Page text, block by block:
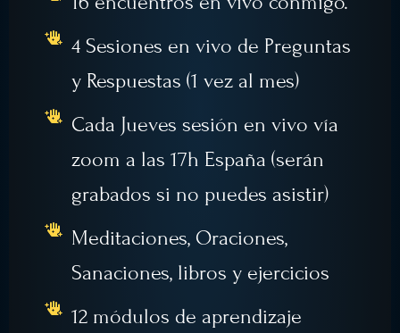
4 Sesiones en vivo de Preguntas
y Respuestas (1 vez al mes)
Cada Jueves sesión en vivo vía
zoom a las 17h España (serán
grabados si no puedes asistir)
Meditaciones, Oraciones,
Sanaciones, libros y ejercicios
12 módulos de aprendizaje